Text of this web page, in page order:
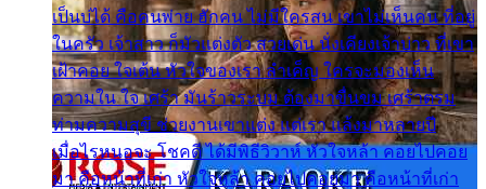
เป็นบ่ได้ คือคนพ่าย ฮักคน ไม่มีใครสน เขาไม่เห็นคน ที่อยู่
ในครัว เจ้าสาว ก็มัวแต่งตัว สวยเด่น นั่งเคียงเจ้าบ่าว ที่เขา
เฝ้าคอย ใจเต้น หัวใจของเรา ลำเค็ญ ใครจะมองเห็น
ความใน ใจ เศร้า มันร้าวระบม ต้องมาขื่นขม เศร้าตรม
ท่ามความสุขี ช่วยงานเขาแต่ง แต่เรา แล้งมาหลายปี
เมื่อไรหนอจะ โชคดี ได้มีพิธีวิวาห์ หัวใจหล้า คอยไปคอย
มา คือหน้าที่เก่า หัวใจหล้า คอยไปคอยมา คือหน้าที่เก่า